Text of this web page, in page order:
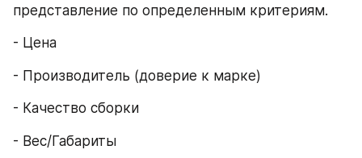
представление по определенным критериям.
- Цена
- Производитель (доверие к марке)
- Качество сборки
- Вес/Габариты